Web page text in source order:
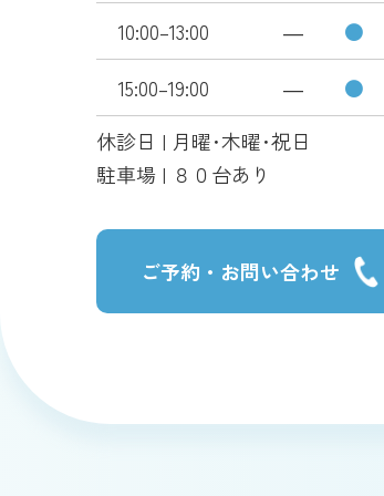
10:00–13:00
― ●
15:00–19:00
― ●
休診日 | 月曜･木曜･祝日
駐車場 | ８０台あり
ご予約・お問い合わせ